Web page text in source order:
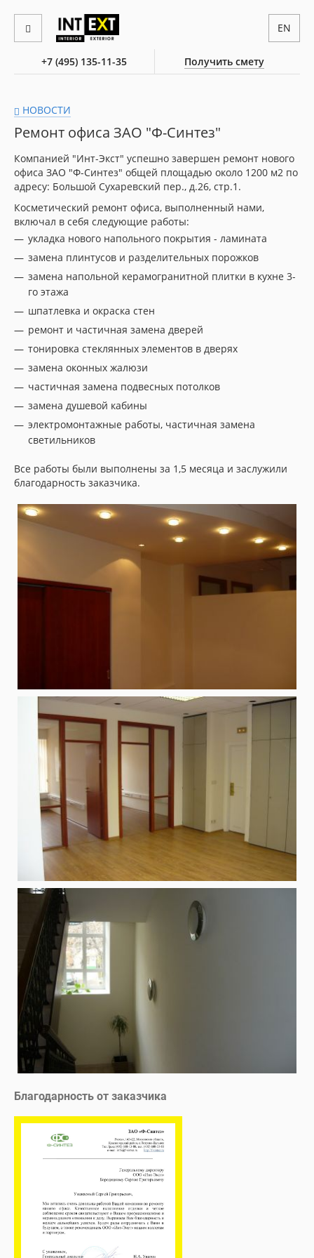
+7 (495) 135-11-35 Получить смету
EN
НОВОСТИ
Ремонт офиса ЗАО "Ф-Синтез"
Компанией "Инт-Экст" успешно завершен ремонт нового
офиса ЗАО "Ф-Синтез" общей площадью около 1200 м2 по
адресу: Большой Сухаревский пер., д.26, стр.1.
Косметический ремонт офиса, выполненный нами,
включал в себя следующие работы:
укладка нового напольного покрытия - ламината
замена плинтусов и разделительных порожков
замена напольной керамогранитной плитки в кухне 3-
го этажа
шпатлевка и окраска стен
ремонт и частичная замена дверей
тонировка стеклянных элементов в дверях
замена оконных жалюзи
частичная замена подвесных потолков
замена душевой кабины
электромонтажные работы, частичная замена
светильников
Все работы были выполнены за 1,5 месяца и заслужили
благодарность заказчика.
Благодарность от заказчика